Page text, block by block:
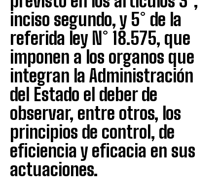
inciso segundo, y 5° de la
referida ley N° 18.575, que
imponen a los organos que
integran la Administración
del Estado el deber de
observar, entre otros, los
principios de control, de
eficiencia y eficacia en sus
actuaciones.